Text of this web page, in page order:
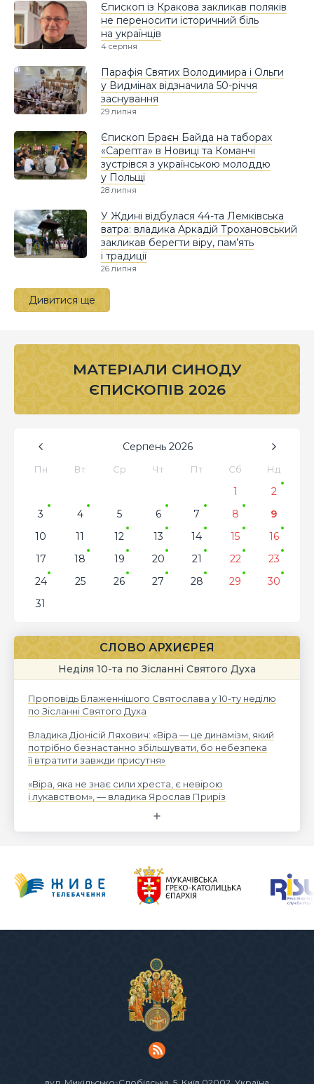
Єпископ із Кракова закликав поляків
не переносити історичний біль
на українців
4 серпня
Парафія Святих Володимира і Ольги
у Видмінах відзначила 50-річчя
заснування
29 липня
Єпископ Браєн Байда на таборах
«Сарепта» в Новиці та Команчі
зустрівся з українською молоддю
у Польщі
28 липня
У Ждині відбулася 44-та Лемківська
ватра: владика Аркадій Трохановський
закликав берегти віру, пам’ять
і традиції
26 липня
Дивитися ще
МАТЕРІАЛИ СИНОДУ
ЄПИСКОПІВ 2026
Серпень 2026
Пн Вт Ср Чт Пт Сб Нд
1
2
3
4 5 6 7 8
9
10
11 12 13 14 15
16
17
18 19 20 21 22
23
24
25 26 27 28 29
30
31
СЛОВО АРХИЄРЕЯ
Неділя 10-та по Зісланні Святого Духа
Проповідь Блаженнішого Святослава у 10-ту неділю
по Зісланні Святого Духа
Владика Діонісій Ляхович: «Віра — це динамізм, який
потрібно безнастанно збільшувати, бо небезпека
її втратити завжди присутня»
«Віра, яка не знає сили хреста, є невірою
і лукавством», — владика Ярослав Приріз